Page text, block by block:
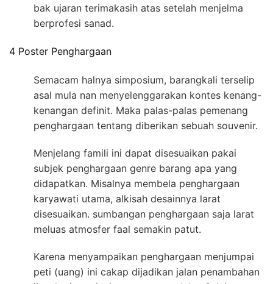
bak ujaran terimakasih atas setelah menjelma
berprofesi sanad.
4 Poster Penghargaan
Semacam halnya simposium, barangkali terselip
asal mula nan menyelenggarakan kontes kenang-
kenangan definit. Maka palas-palas pemenang
penghargaan tentang diberikan sebuah souvenir.
Menjelang famili ini dapat disesuaikan pakai
subjek penghargaan genre barang apa yang
didapatkan. Misalnya membela penghargaan
karyawati utama, alkisah desainnya larat
disesuaikan. sumbangan penghargaan saja larat
meluas atmosfer faal semakin patut.
Karena menyampaikan penghargaan menjumpai
peti (uang) ini cakap dijadikan jalan penambahan